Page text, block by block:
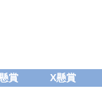
賞 X懸賞